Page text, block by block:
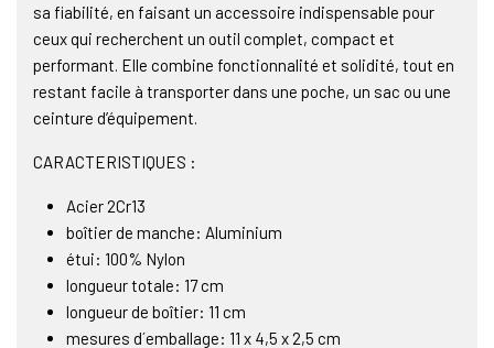
sa fiabilité, en faisant un accessoire indispensable pour
ceux qui recherchent un outil complet, compact et
performant. Elle combine fonctionnalité et solidité, tout en
restant facile à transporter dans une poche, un sac ou une
ceinture d’équipement.
CARACTERISTIQUES :
Acier 2Cr13
boîtier de manche: Aluminium
étui: 100% Nylon
longueur totale: 17 cm
longueur de boîtier: 11 cm
mesures d´emballage: 11 x 4,5 x 2,5 cm